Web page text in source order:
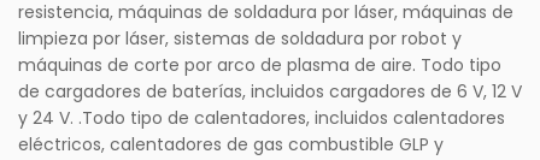
resistencia, máquinas de soldadura por láser, máquinas de
limpieza por láser, sistemas de soldadura por robot y
máquinas de corte por arco de plasma de aire. Todo tipo
de cargadores de baterías, incluidos cargadores de 6 V, 12 V
y 24 V. .Todo tipo de calentadores, incluidos calentadores
eléctricos, calentadores de gas combustible GLP y